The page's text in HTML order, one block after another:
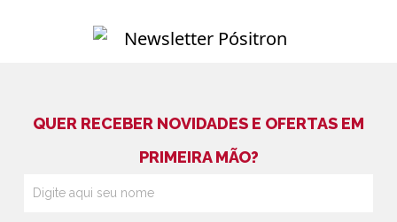
QUER RECEBER NOVIDADES E OFERTAS EM
PRIMEIRA MÃO?